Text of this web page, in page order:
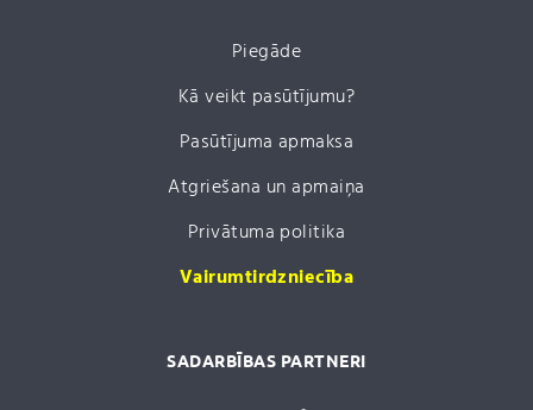
Piegāde
Kā veikt pasūtījumu?
Pasūtījuma apmaksa
Atgriešana un apmaiņa
Privātuma politika
Vairumtirdzniecība
SADARBĪBAS PARTNERI